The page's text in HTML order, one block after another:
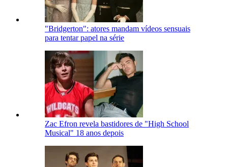
"Bridgerton": atores mandam vídeos sensuais
para tentar papel na série
Zac Efron revela bastidores de "High School
Musical" 18 anos depois